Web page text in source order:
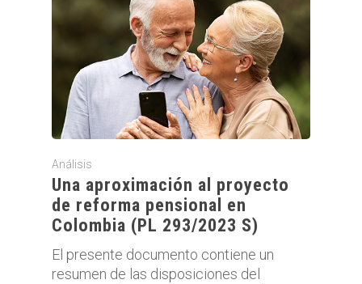
Análisis
Una aproximación al proyecto
de reforma pensional en
Colombia (PL 293/2023 S)
El presente documento contiene un
resumen de las disposiciones del